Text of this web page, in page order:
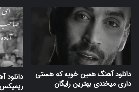
دانلود آهنگ همین خوبه که هستی
داری میخندی بهترین رایگان
ریمیکس